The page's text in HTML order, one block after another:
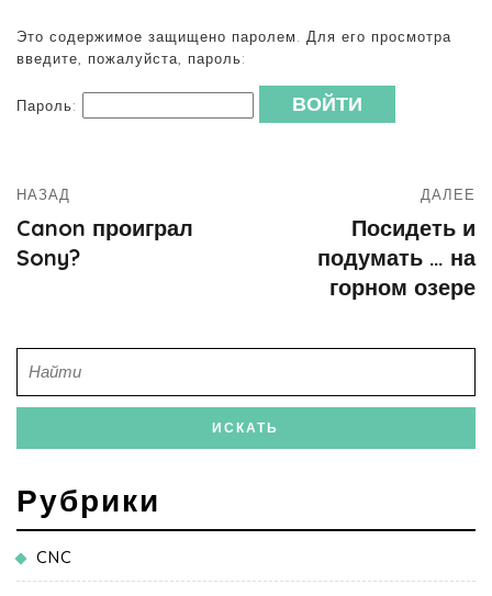
Это содержимое защищено паролем. Для его просмотра
введите, пожалуйста, пароль:
Пароль:
НАЗАД
Canon проиграл
Sony?
ДАЛЕЕ
Посидеть и
подумать … на
горном озере
Рубрики
CNC